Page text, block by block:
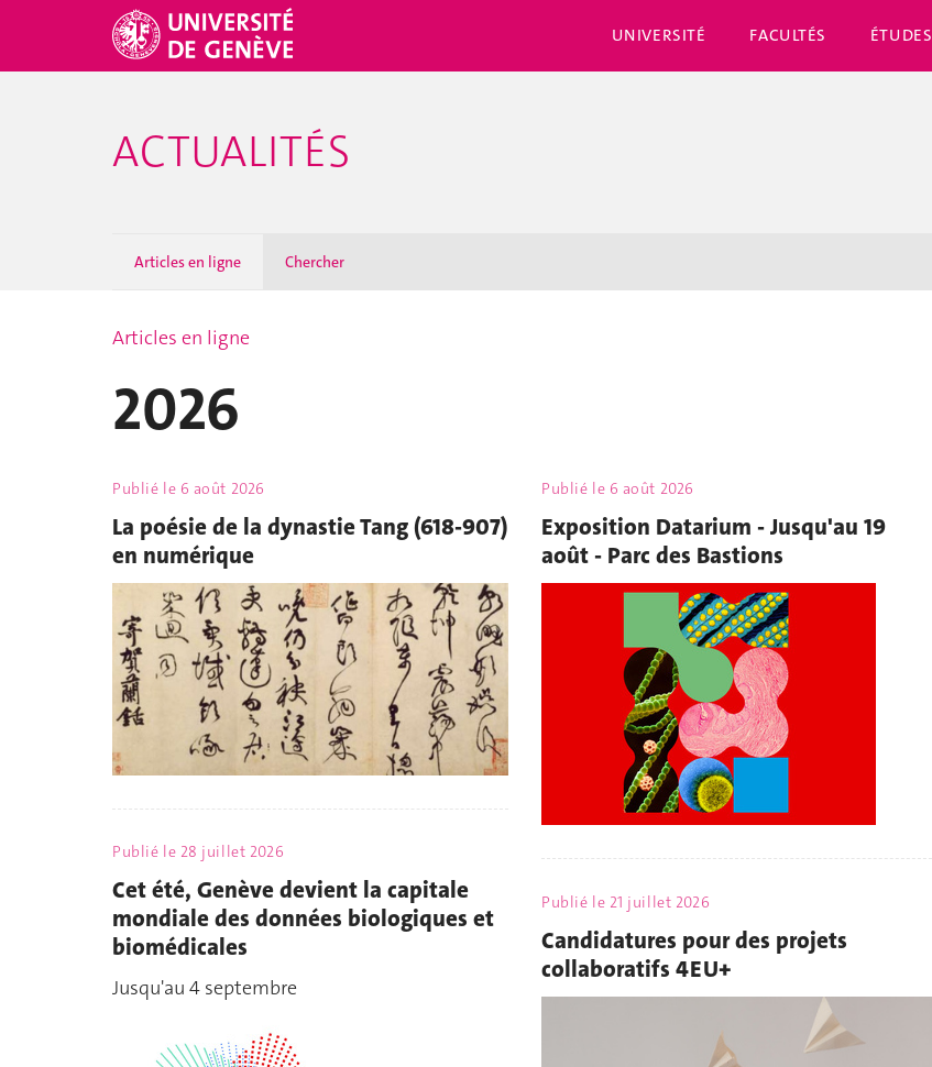
UNIVERSITÉ FACULTÉS ÉTUDES
ACTUALITÉS
Articles en ligne Chercher
Articles en ligne
2026
Publié le 6 août 2026
La poésie de la dynastie Tang (618-907)
en numérique
Publié le 6 août 2026
Exposition Datarium - Jusqu'au 19
août - Parc des Bastions
Publié le 28 juillet 2026
Cet été, Genève devient la capitale
mondiale des données biologiques et
biomédicales
Jusqu'au 4 septembre
Publié le 21 juillet 2026
Candidatures pour des projets
collaboratifs 4EU+